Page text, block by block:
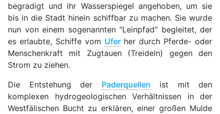
begradigt und ihr Wasserspiegel angehoben, um sie
bis in die Stadt hinein schiffbar zu machen. Sie wurde
nun von einem sogenannten "Leinpfad" begleitet, der
es erlaubte, Schiffe vom Uferher durch Pferde- oder
Menschenkraft mit Zugtauen (Treideln) gegen den
Strom zu ziehen.
Die Entstehung der Paderquellen ist mit den
komplexen hydrogeologischen Verhältnissen in der
Westfälischen Bucht zu erklären, einer großen Mulde